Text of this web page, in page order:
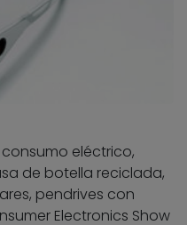
eléctrico,
de botella reciclada,
pendrives con
Electronics Show